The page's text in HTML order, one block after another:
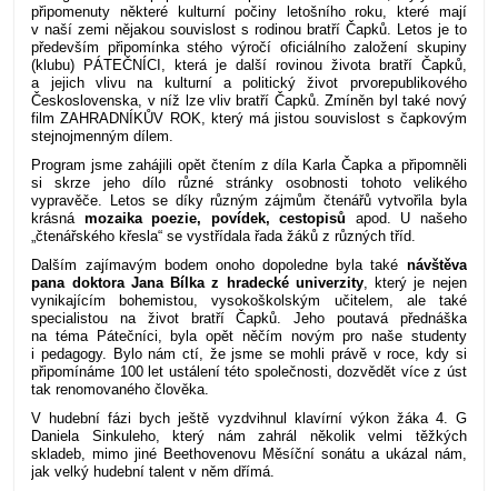
připomenuty některé kulturní počiny letošního roku, které mají
v naší zemi nějakou souvislost s rodinou bratří Čapků. Letos je to
především připomínka stého výročí oficiálního založení skupiny
(klubu) PÁTEČNÍCI, která je další rovinou života bratří Čapků,
a jejich vlivu na kulturní a politický život prvorepublikového
Československa, v níž lze vliv bratří Čapků. Zmíněn byl také nový
film ZAHRADNÍKŮV ROK, který má jistou souvislost s čapkovým
stejnojmenným dílem.
Program jsme zahájili opět čtením z díla Karla Čapka a připomněli
si skrze jeho dílo různé stránky osobnosti tohoto velikého
vypravěče. Letos se díky různým zájmům čtenářů vytvořila byla
krásná mozaika poezie, povídek, cestopisů apod. U našeho
„čtenářského křesla“ se vystřídala řada žáků z různých tříd.
Dalším zajímavým bodem onoho dopoledne byla také návštěva
pana doktora Jana Bílka z hradecké univerzity, který je nejen
vynikajícím bohemistou, vysokoškolským učitelem, ale také
specialistou na život bratří Čapků. Jeho poutavá přednáška
na téma Pátečníci, byla opět něčím novým pro naše studenty
i pedagogy. Bylo nám ctí, že jsme se mohli právě v roce, kdy si
připomínáme 100 let ustálení této společnosti, dozvědět více z úst
tak renomovaného člověka.
V hudební fázi bych ještě vyzdvihnul klavírní výkon žáka 4. G
Daniela Sinkuleho, který nám zahrál několik velmi těžkých
skladeb, mimo jiné Beethovenovu Měsíční sonátu a ukázal nám,
jak velký hudební talent v něm dřímá.